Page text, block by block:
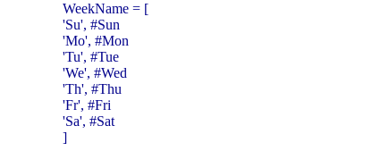
WeekName = [
'Su', #Sun
'Mo', #Mon
'Tu', #Tue
'We', #Wed
'Th', #Thu
'Fr', #Fri
'Sa', #Sat
]